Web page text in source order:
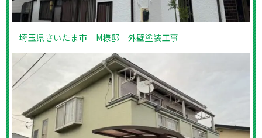
埼玉県さいたま市 M様邸 外壁塗装工事